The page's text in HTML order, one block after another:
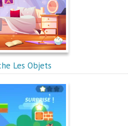
Les Objets